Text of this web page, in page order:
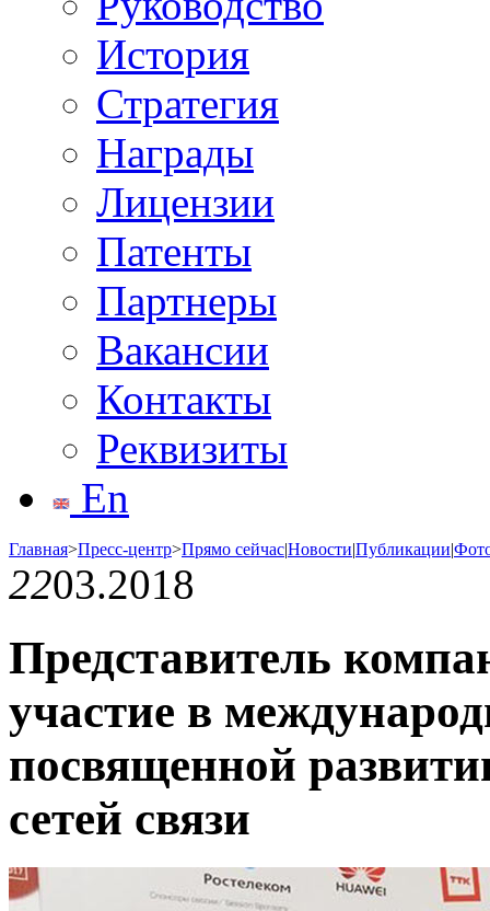
История
Стратегия
Награды
Лицензии
Патенты
Партнеры
Вакансии
Контакты
Реквизиты
En
Главная>Пресс-центр>Прямо сейчас|Новости|Публикации|
2203.2018
Представитель
участие в
посвященной
сетей связи